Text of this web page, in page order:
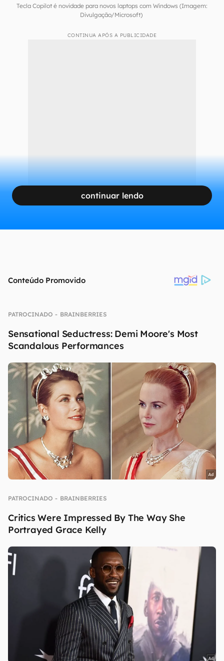
Tecla Copilot é novidade para novos laptops com Windows (Imagem:
Divulgação/Microsoft)
CONTINUA APÓS A PUBLICIDADE
continuar lendo